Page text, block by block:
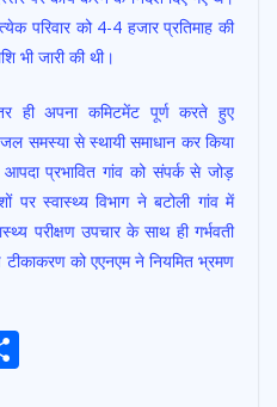
परिवार को 4-4 हजार प्रतिमाह की
भी जारी की थी।
ही अपना कमिटमेंट पूर्ण करते हुए
समस्या से स्थायी समाधान कर किया
प्रभावित गांव को संपर्क से जोड़
पर स्वास्थ्य विभाग ने बटोली गांव में
परीक्षण उपचार के साथ ही गर्भवती
को एएनएम ने नियमित भ्रमण